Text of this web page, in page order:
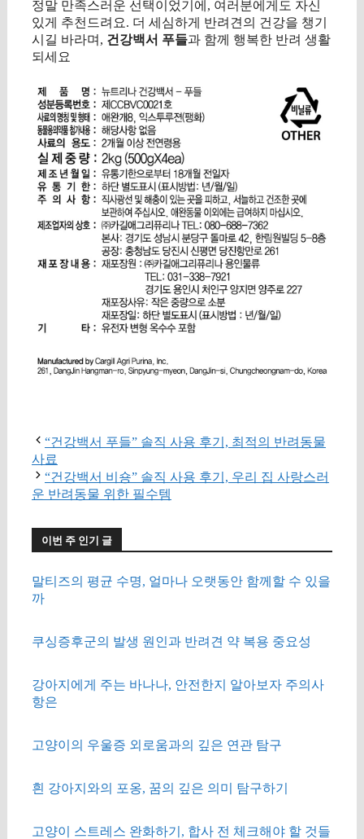
정말 만족스러운 선택이었기에, 여러분에게도 자신
있게 추천드려요. 더 세심하게 반려견의 건강을 챙기
시길 바라며, 건강백서 푸들과 함께 행복한 반려 생활
되세요
“건강백서 푸들” 솔직 사용 후기, 최적의 반려동물
사료
“건강백서 비숑” 솔직 사용 후기, 우리 집 사랑스러
운 반려동물 위한 필수템
이번 주 인기 글
말티즈의 평균 수명, 얼마나 오랫동안 함께할 수 있을
까
쿠싱증후군의 발생 원인과 반려견 약 복용 중요성
강아지에게 주는 바나나, 안전한지 알아보자 주의사
항은
고양이의 우울증 외로움과의 깊은 연관 탐구
흰 강아지와의 포옹, 꿈의 깊은 의미 탐구하기
고양이 스트레스 완화하기, 합사 전 체크해야 할 것들